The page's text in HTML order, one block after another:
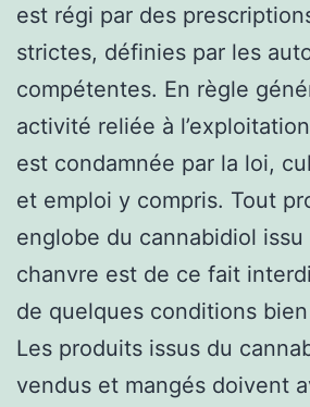
est régi par des
strictes, définies par les
compétentes. En règle
activité reliée à
est condamnée par la loi,
et emploi y compris. Tout
englobe du cannabidiol
chanvre est de ce fait
de quelques conditions
Les produits issus du
vendus et mangés doivent